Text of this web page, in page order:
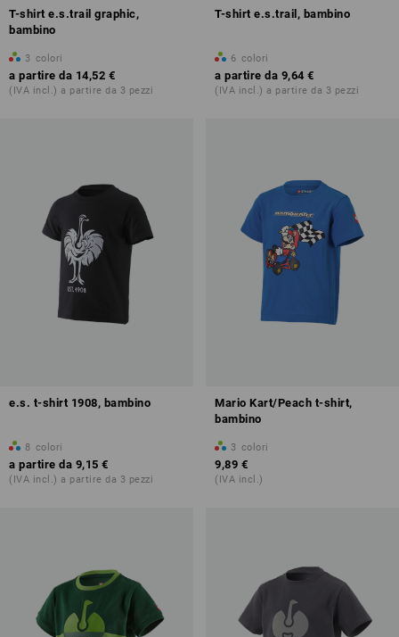
T-shirt e.s.trail graphic,
bambino
3 colori
a partire da 14,52 €
(IVA incl.) a partire da 3 pezzi
T-shirt e.s.trail, bambino
6 colori
a partire da 9,64 €
(IVA incl.) a partire da 3 pezzi
e.s. t-shirt 1908, bambino
8 colori
a partire da 9,15 €
(IVA incl.) a partire da 3 pezzi
Mario Kart/Peach t-shirt,
bambino
3 colori
9,89 €
(IVA incl.)